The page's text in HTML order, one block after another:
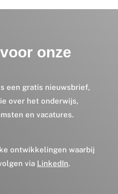
onze
een gratis nieuwsbrief,
over het onderwijs,
en vacatures.
ontwikkelingen waarbij
via LinkedIn.